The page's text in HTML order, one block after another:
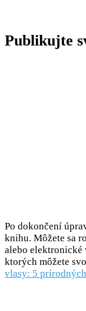
Publikujte
Po dokončení
knihu. Môžete sa
alebo elektronické
ktorých môžete
vlasy: 5